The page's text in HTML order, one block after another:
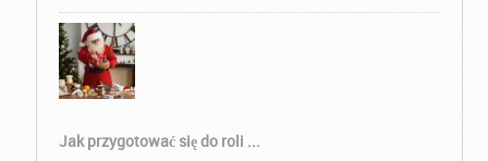
Jak przygotować się do roli ...